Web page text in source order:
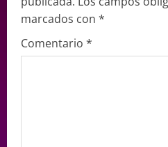
marcados con *
Comentario *